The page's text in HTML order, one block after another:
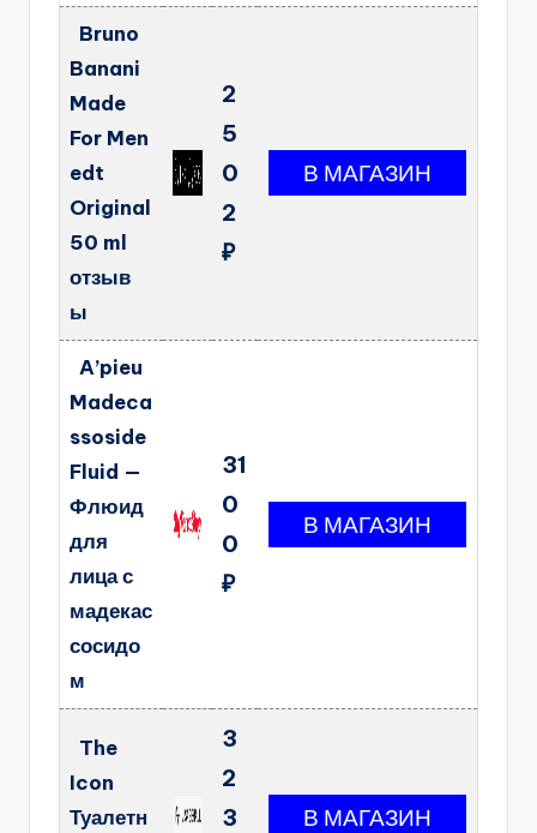
Bruno
Banani
Made
For Men
edt
Original
50 ml
отзыв
ы
2
5
0
2
₽
A’pieu
Madeca
ssoside
Fluid —
Флюид
для
лица с
мадекас
сосидо
м
31
0
0
₽
The
Icon
Туалетн
3
2
3